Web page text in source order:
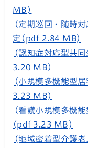
MB)
(定期巡回・随時
定(pdf 2.84 MB)
(認知症対応型共
3.20 MB)
(小規模多機能型
3.23 MB)
(看護小規模多機
(pdf 3.23 MB)
(地域密着型介護